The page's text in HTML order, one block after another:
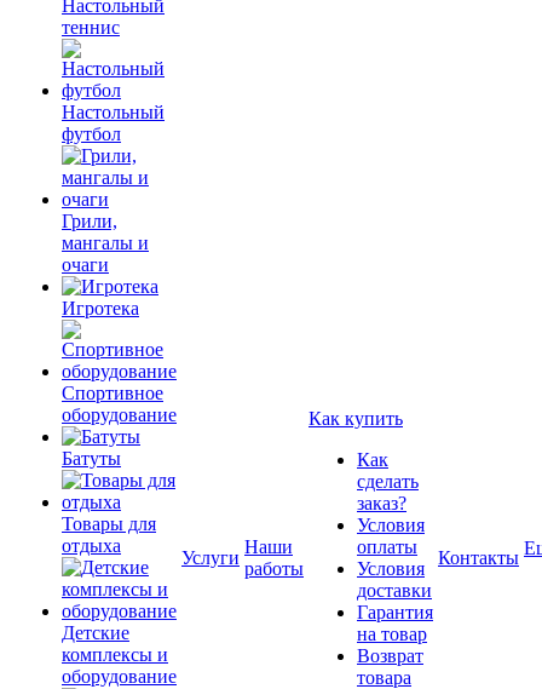
Настольный
теннис
Настольный
футбол
Грили,
мангалы и
очаги
Игротека
Спортивное
оборудование
Батуты
Товары для
отдыха
Детские
комплексы и
оборудование
Услуги
Наши
работы
Как купить
Как
сделать
заказ?
Условия
оплаты
Условия
доставки
Гарантия
на товар
Возврат
товара
Контакты